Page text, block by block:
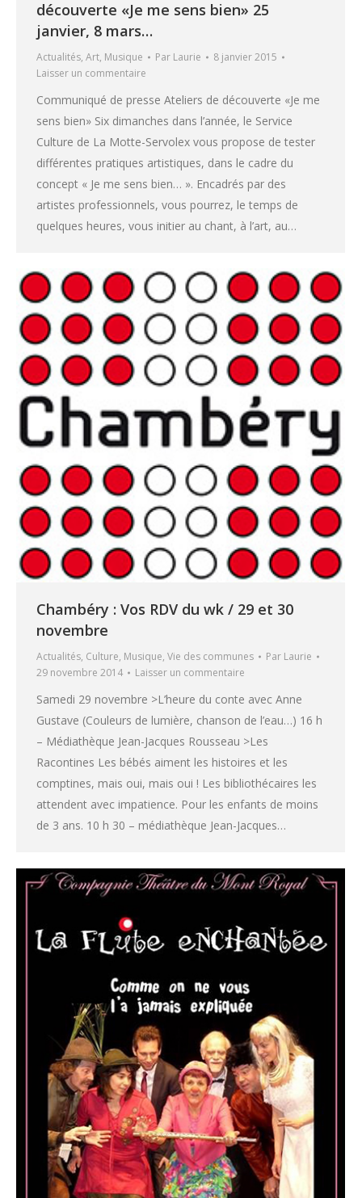
découverte «Je me sens bien» 25
janvier, 8 mars…
Actualités, Art, Musique Par Laurie
8 janvier 2015
Laisser un commentaire
Communiqué de presse Ateliers de découverte «Je me
sens bien» Six dimanches dans l’année, le Service
Culture de La Motte-Servolex vous propose de tester
différentes pratiques artistiques, dans le cadre du
concept « Je me sens bien… ». Encadrés par des
artistes professionnels, vous pourrez, le temps de
quelques heures, vous initier au chant, à l’art, au…
Chambéry : Vos RDV du wk / 29 et 30
novembre
Actualités, Culture, Musique, Vie des communes Par Laurie
29 novembre 2014
Laisser un commentaire
Samedi 29 novembre >L’heure du conte avec Anne
Gustave (Couleurs de lumière, chanson de l’eau…) 16 h
– Médiathèque Jean-Jacques Rousseau >Les
Racontines Les bébés aiment les histoires et les
comptines, mais oui, mais oui ! Les bibliothécaires les
attendent avec impatience. Pour les enfants de moins
de 3 ans. 10 h 30 – médiathèque Jean-Jacques…